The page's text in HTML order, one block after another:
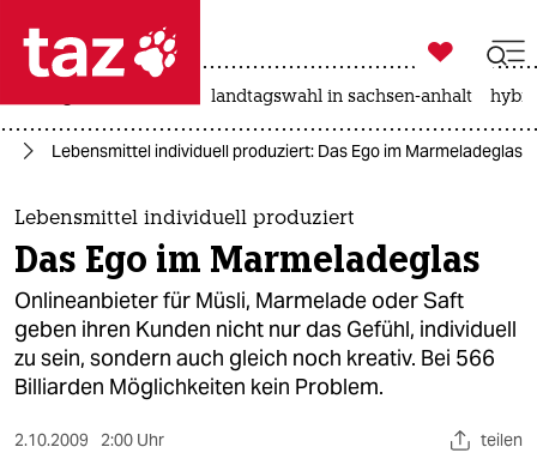
 taz zahl ich
taz zahl ich
themen
politik
öko
gesellschaft
kultur

taz zahl ich
landtagswahl in sachsen-anhalt
Lebensmittel individuell produziert: Das Ego im Marmeladeglas
Lebensmittel individuell produziert
Das Ego im Marmeladeglas
Onlineanbieter für Müsli, Marmelade oder Saft
geben ihren Kunden nicht nur das Gefühl, individuell
zu sein, sondern auch gleich noch kreativ. Bei 566
Billiarden Möglichkeiten kein Problem.
2.10.2009 2:00 Uhr teilen